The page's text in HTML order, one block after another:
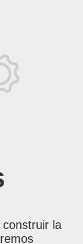
construir la